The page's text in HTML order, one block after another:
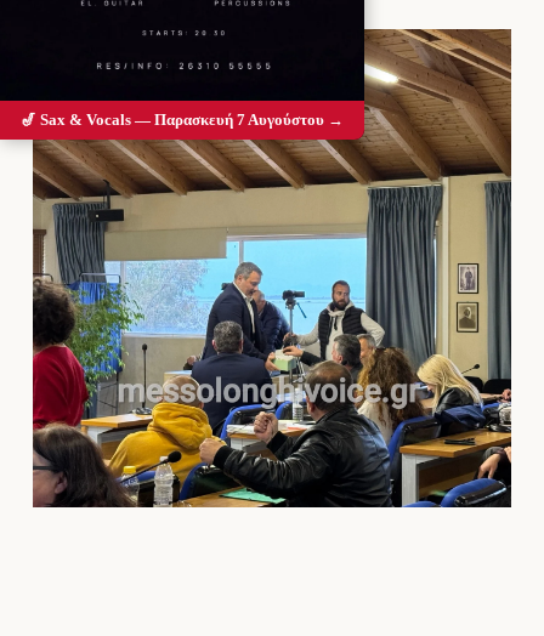
🎷 Sax & Vocals — Παρασκευή 7 Αυγούστου →